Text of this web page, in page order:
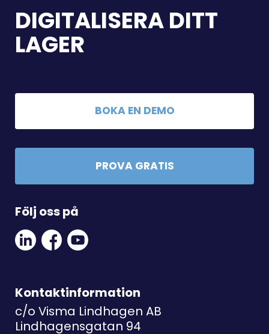
DIGITALISERA DITT
LAGER
BOKA EN DEMO
PROVA GRATIS
Följ oss på
Linkedin
Social
Link
Facebook
Social
Link
Youtube
Link
Kontaktinformation
c/o Visma Lindhagen AB
Lindhagensgatan 94